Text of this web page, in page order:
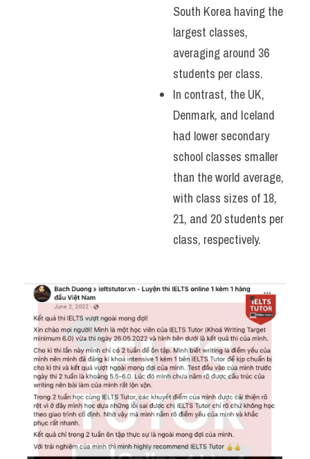
South Korea having the
largest classes,
averaging around 36
students per class.
In contrast, the UK,
Denmark, and Iceland
had lower secondary
school classes smaller
than the world average,
with class sizes of 18,
21, and 20 students per
class, respectively.